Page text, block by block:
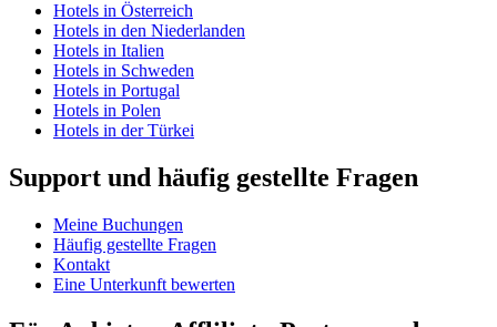
Hotels in Österreich
Hotels in den Niederlanden
Hotels in Italien
Hotels in Schweden
Hotels in Portugal
Hotels in Polen
Hotels in der Türkei
Support und häufig gestellte Fragen
Meine Buchungen
Häufig gestellte Fragen
Kontakt
Eine Unterkunft bewerten